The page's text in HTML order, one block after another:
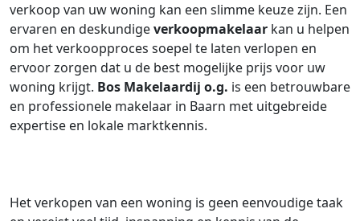
verkoop van uw woning kan een slimme keuze zijn. Een
ervaren en deskundigeverkoopmakelaar kan u helpen
om het verkoopproces soepel te laten verlopen en
ervoor zorgen dat u de best mogelijke prijs voor uw
woning krijgt. Bos Makelaardij o.g. is een betrouwbare
en professionele makelaar in Baarn met uitgebreide
expertise en lokale marktkennis.
Het verkopen van een woning is geen eenvoudige taak